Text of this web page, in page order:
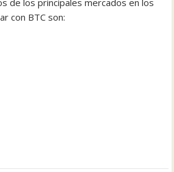
de los principales mercados en los
con BTC son: